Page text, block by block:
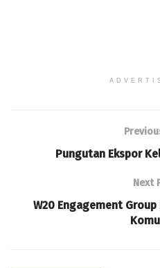
Pungutan Ekspor
Next
W20 Engagement